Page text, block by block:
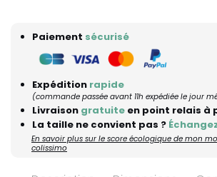
Paiement sécurisé
Expédition rapide
(commande passée avant 11h expédiée le jour
Livraison gratuite en point relais à
La taille ne convient pas ?
En savoir plus sur le score écologique de mon
colissimo